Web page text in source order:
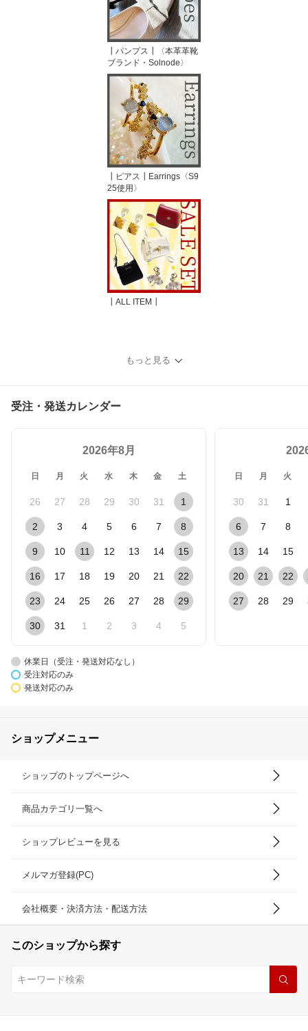
┃パンプス┃〈本革革靴
ブランド・Solnode〉
┃ピアス┃Earrings〈S9
25使用〉
┃ALL ITEM┃
もっと見る
受注・発送カレンダー
2026年8月
日 月 火 水 木 金 土
26 27 28 29 30 31 1
2 3 4 5 6 7 8
9 10 11 12 13 14 15
16 17 18 19 20 21 22
23 24 25 26 27 28 29
30 31 1 2 3 4 5
日 月 火
30 31 1
6 7 8
13 14 15
20 21 22
27 28 29
休業日（受注・発送対応なし）
受注対応のみ
発送対応のみ
ショップメニュー
ショップのトップページへ
商品カテゴリ一覧へ
ショップレビューを見る
メルマガ登録(PC)
会社概要・決済方法・配送方法
このショップから探す